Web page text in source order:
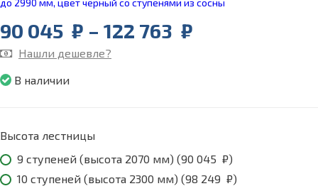
90 045 ₽ – 122 763 ₽
₽
Нашли дешевле?
В наличии
Высота лестницы
9 ступеней (высота 2070 мм) (90 045 ₽)
10 ступеней (высота 2300 мм) (98 249 ₽)